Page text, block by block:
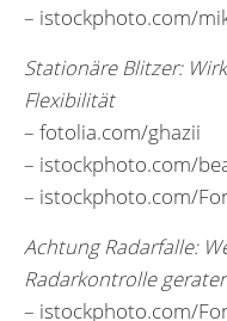
– istockphoto.com/
Stationäre Blitzer:
Flexibilität
– fotolia.com/ghazii
– istockphoto.com/
– istockphoto.com/
Achtung Radarfalle:
Radarkontrolle
– istockphoto.com/